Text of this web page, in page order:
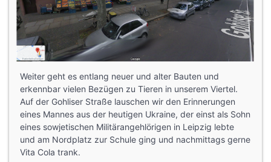
Weiter geht es entlang neuer und alter Bauten und
erkennbar vielen Bezügen zu Tieren in unserem Viertel.
Auf der Gohliser Straße lauschen wir den Erinnerungen
eines Mannes aus der heutigen Ukraine, der einst als Sohn
eines sowjetischen Militärangehlörigen in Leipzig lebte
und am Nordplatz zur Schule ging und nachmittags gerne
Vita Cola trank.